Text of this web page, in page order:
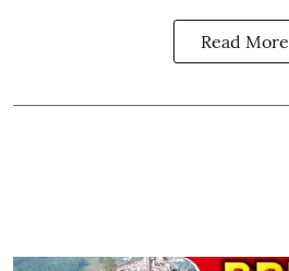
Read More